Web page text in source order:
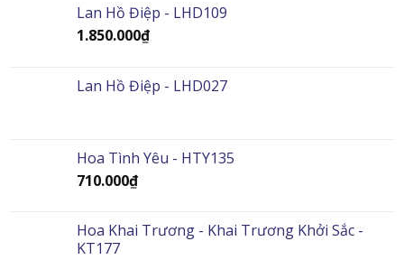
Lan Hồ Điệp - LHD109
1.850.000₫
Lan Hồ Điệp - LHD027
Hoa Tình Yêu - HTY135
710.000₫
Hoa Khai Trương - Khai Trương Khởi Sắc -
KT177